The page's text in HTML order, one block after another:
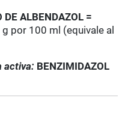
DE ALBENDAZOL =
g por 100 ml (equivale al
activa: BENZIMIDAZOL